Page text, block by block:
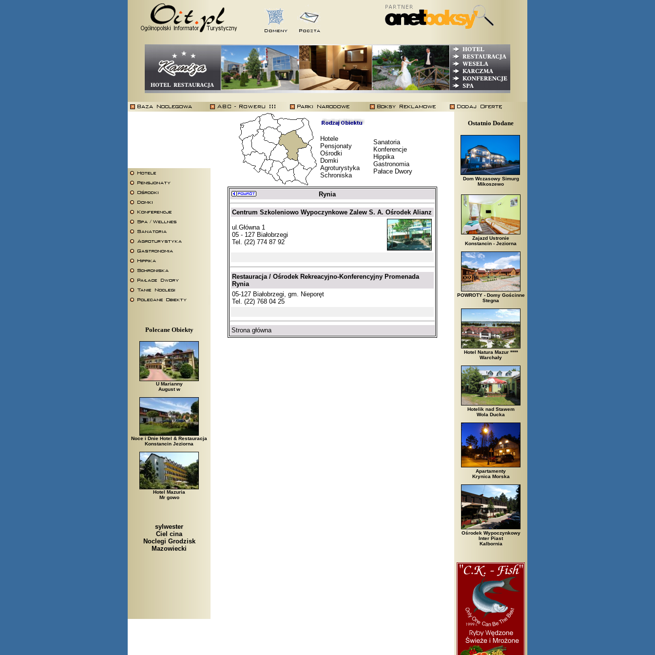
Polecane Obiekty
U Marianny
August w
Noce i Dnie Hotel & Restauracja
Konstancin Jeziorna
Hotel Mazuria
Mr gowo
sylwester
Ciel cina
Noclegi Grodzisk
Mazowiecki
Hotele
Pensjonaty
Ośrodki
Domki
Agroturystyka
Schroniska
Sanatoria
Konferencje
Hippika
Gastronomia
Pałace Dwory
Rynia
Centrum Szkoleniowo Wypoczynkowe Zalew S. A. Ośrodek Alianz
ul.Główna 1
05 - 127 Białobrzegi
Tel. (22) 774 87 92
Restauracja / Ośrodek Rekreacyjno-Konferencyjny Promenada
Rynia
05-127 Białobrzegi, gm. Nieporęt
Tel. (22) 768 04 25
Strona główna
Arłamów, Augustów, Babice Stare, Bachanowo, Barczewo, Bardo, Białobrzegi, Białowieża, Bielsko Biała, Biały Bór, Biały Dunajec,
Ostatnio Dodane
Dom Wczasowy Simurg
Mikoszewo
Zajazd Ustronie
Konstancin - Jeziorna
POWROTY - Domy Gościnne
Stegna
Hotel Natura Mazur ****
Warchały
Hotelik nad Stawem
Wola Ducka
Apartamenty
Krynica Morska
Ośrodek Wypoczynkowy
Inter Piast
Kalbornia